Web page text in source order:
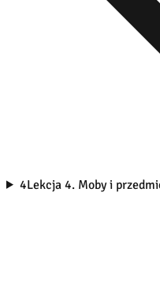
4Lekcja 4. Moby i